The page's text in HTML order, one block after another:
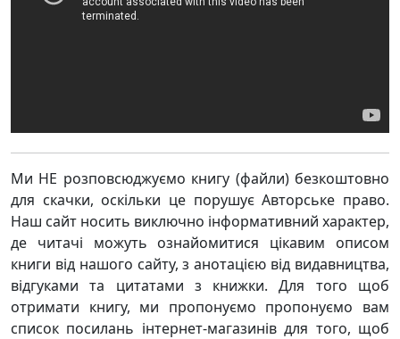
Ми НЕ розповсюджуємо книгу (файли) безкоштовно
для скачки, оскільки це порушує Авторське право.
Наш сайт носить виключно інформативний характер,
де читачі можуть ознайомитися цікавим описом
книги від нашого сайту, з анотацією від видавництва,
відгуками та цитатами з книжки. Для того щоб
отримати книгу, ми пропонуємо пропонуємо вам
список посилань інтернет-магазинів для того, щоб